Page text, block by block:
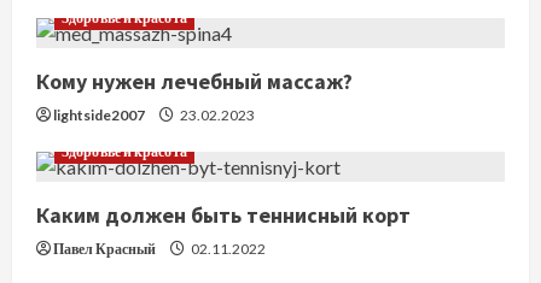
ч
т
е
н
и
Здоровье и красота
Кому нужен лечебный массаж?
lightside2007
23.02.2023
Здоровье и красота
Каким должен быть теннисный корт
Павел Красный 02.11.2022